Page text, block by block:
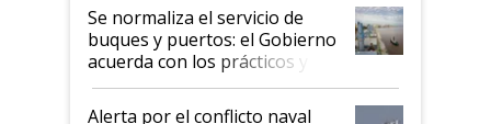
Se normaliza el servicio de
buques y puertos: el Gobierno
acuerda con los prácticos y
suspende el decreto de
desregulación
Alerta por el conflicto naval